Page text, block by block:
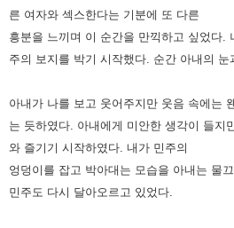
른 여자와 섹스한다는 기분에 또 다른
흥분을 느끼며 이 순간을 만끽하고 싶었다.
주의 보지를 박기 시작했다. 순간 아내의 눈
아내가 나를 보고 웃어주지만 웃음 속에는
는 듯하였다. 아내에게 미안한 생각이 들지
와 즐기기 시작하였다. 내가 민주의
엉덩이를 잡고 박아대는 모습을 아내는 물
민주도 다시 달아오르고 있었다.